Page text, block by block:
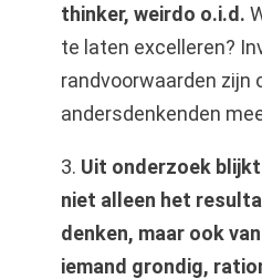
thinker, weirdo o.i.d.
te laten excelleren?
randvoorwaarden zijn
andersdenkenden
3. Uit onderzoek
niet alleen het
denken, maar ook
iemand grondig,